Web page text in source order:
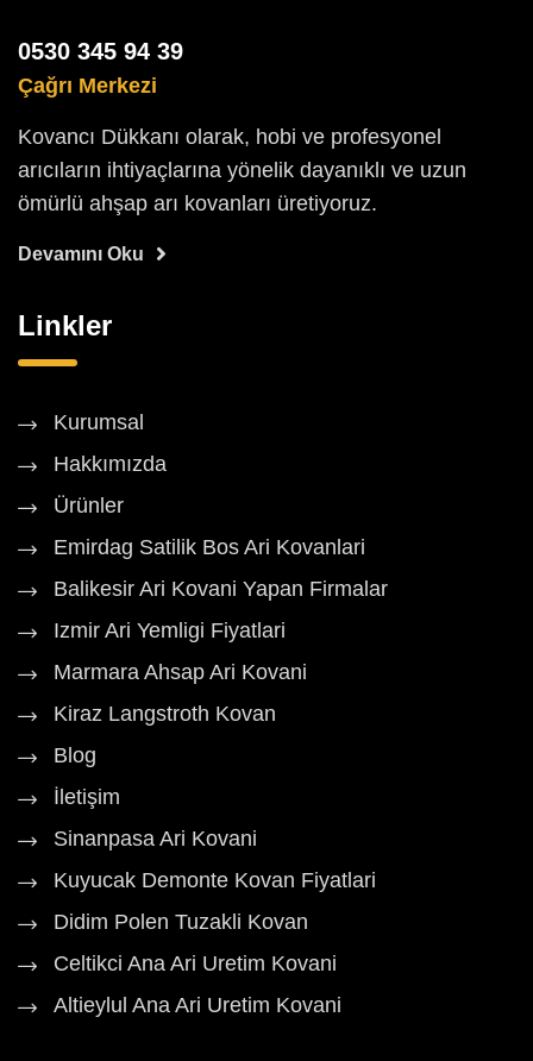
0530 345 94 39
Çağrı Merkezi
Kovancı Dükkanı olarak, hobi ve profesyonel
arıcıların ihtiyaçlarına yönelik dayanıklı ve uzun
ömürlü ahşap arı kovanları üretiyoruz.
Devamını Oku
Linkler
Kurumsal
Hakkımızda
Ürünler
Emirdag Satilik Bos Ari Kovanlari
Balikesir Ari Kovani Yapan Firmalar
Izmir Ari Yemligi Fiyatlari
Marmara Ahsap Ari Kovani
Kiraz Langstroth Kovan
Blog
İletişim
Sinanpasa Ari Kovani
Kuyucak Demonte Kovan Fiyatlari
Didim Polen Tuzakli Kovan
Celtikci Ana Ari Uretim Kovani
Altieylul Ana Ari Uretim Kovani